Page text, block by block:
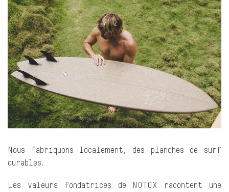
Nous fabriquons localement, des planches de surf
durables.
Les valeurs fondatrices de NOTOX racontent une